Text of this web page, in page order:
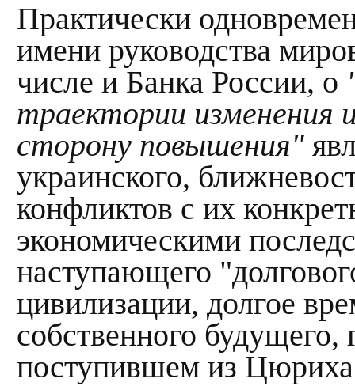
Практически
имени руководства
числе и Банка России, о
траектории изменения
сторону повышения"
украинского,
конфликтов с их
экономическими
наступающего
цивилизации, долгое
собственного
поступившем из